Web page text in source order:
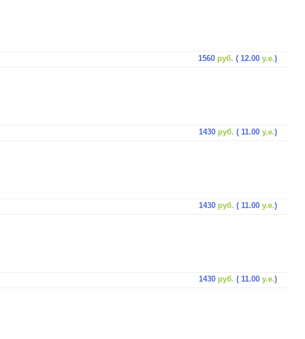
1560 руб. ( 12.00 у.е.)
1430 руб. ( 11.00 у.е.)
1430 руб. ( 11.00 у.е.)
1430 руб. ( 11.00 у.е.)